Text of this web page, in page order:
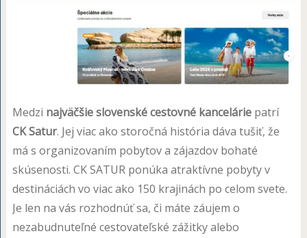
Medzi najväčšie slovenské cestovné kanceláriepatrí
CK Satur. Jej viac ako storočná história dáva tušiť, že
má s organizovaním pobytov a zájazdov bohaté
skúsenosti. CK SATUR ponúka atraktívne pobyty v
destináciách vo viac ako 150 krajinách po celom svete.
Je len na vás rozhodnúť sa, či máte záujem o
nezabudnuteľné cestovateľské zážitky alebo